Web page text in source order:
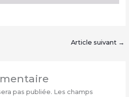
Article suivant →
pas publiée. Les champs